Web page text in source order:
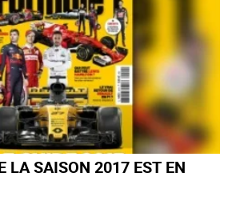
LA SAISON 2017 EST EN